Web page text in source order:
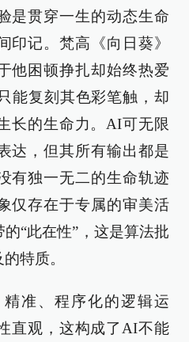
是贯穿一生的动态生命
印记。梵高《向日葵》
他困顿挣扎却始终热爱
能复刻其色彩笔触，却
长的生命力。AI可无限
达，但其所有输出都是
有独一无二的生命轨迹
仅存在于专属的审美活
“此在性”，这是算法批
特质。
准、程序化的逻辑运
直观，这构成了AI不能